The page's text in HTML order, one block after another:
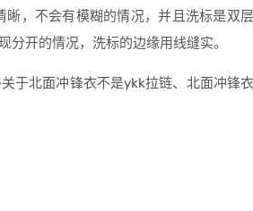
，不会有模糊的情况，并且洗标是双层
开的情况，洗标的边缘用线缝实。
于北面冲锋衣不是ykk拉链、北面冲锋衣